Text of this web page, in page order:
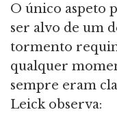
O único aspeto
ser alvo de um
tormento
qualquer
sempre eram
Leick observa: